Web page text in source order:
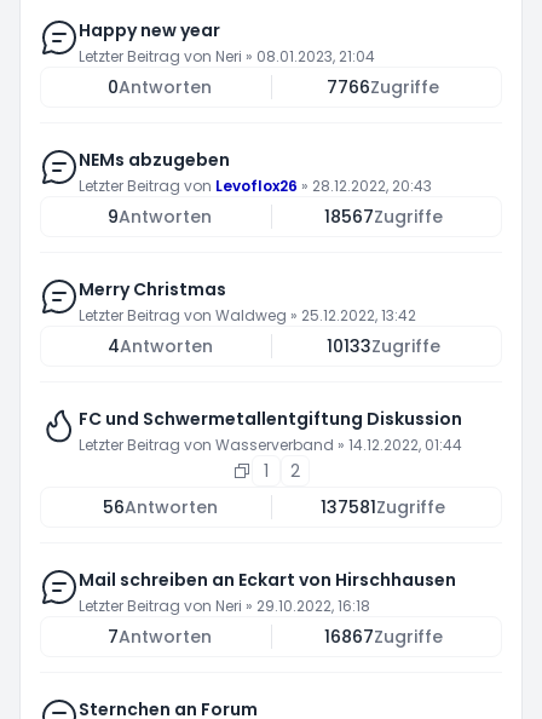
Happy new year
Letzter Beitrag von Neri » 08.01.2023, 21:04
0Antworten 7766Zugriffe
NEMs abzugeben
Letzter Beitrag von Levoflox26 » 28.12.2022, 20:43
9Antworten 18567Zugriffe
Merry Christmas
Letzter Beitrag von Waldweg » 25.12.2022, 13:42
4Antworten 10133Zugriffe
FC und Schwermetallentgiftung Diskussion
Letzter Beitrag von Wasserverband » 14.12.2022, 01:44
1
2
56Antworten 137581Zugriffe
Mail schreiben an Eckart von Hirschhausen
Letzter Beitrag von Neri » 29.10.2022, 16:18
7Antworten 16867Zugriffe
Sternchen an Forum